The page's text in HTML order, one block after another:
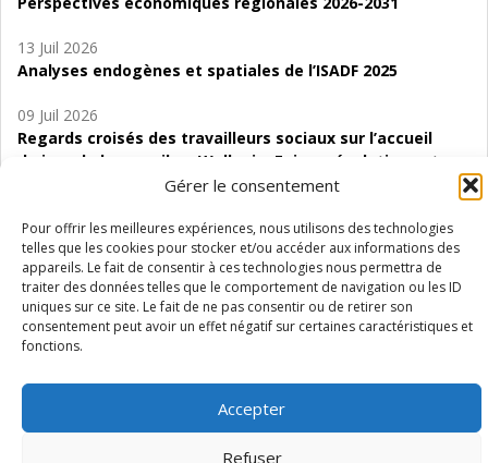
Gérer le consentement
Pour offrir les meilleures expériences, nous utilisons des technologies
telles que les cookies pour stocker et/ou accéder aux informations des
appareils. Le fait de consentir à ces technologies nous permettra de
traiter des données telles que le comportement de navigation ou les ID
uniques sur ce site. Le fait de ne pas consentir ou de retirer son
consentement peut avoir un effet négatif sur certaines caractéristiques et
fonctions.
Accepter
Refuser
13 Juil 2026
Analyses endogènes et spatiales de l’ISADF 2025
09 Juil 2026
Regards croisés des travailleurs sociaux sur l’accueil
de jour de bas seuil en Wallonie. Enjeux, évolutions et
06 Juil 2026
Étude d’évaluabilité des Structures
d’accompagnement à l’autocréation d’emploi (SAACE)
01 Juil 2026
Pénurie du personnel infirmier :quels indicateurs
Wallonie ?